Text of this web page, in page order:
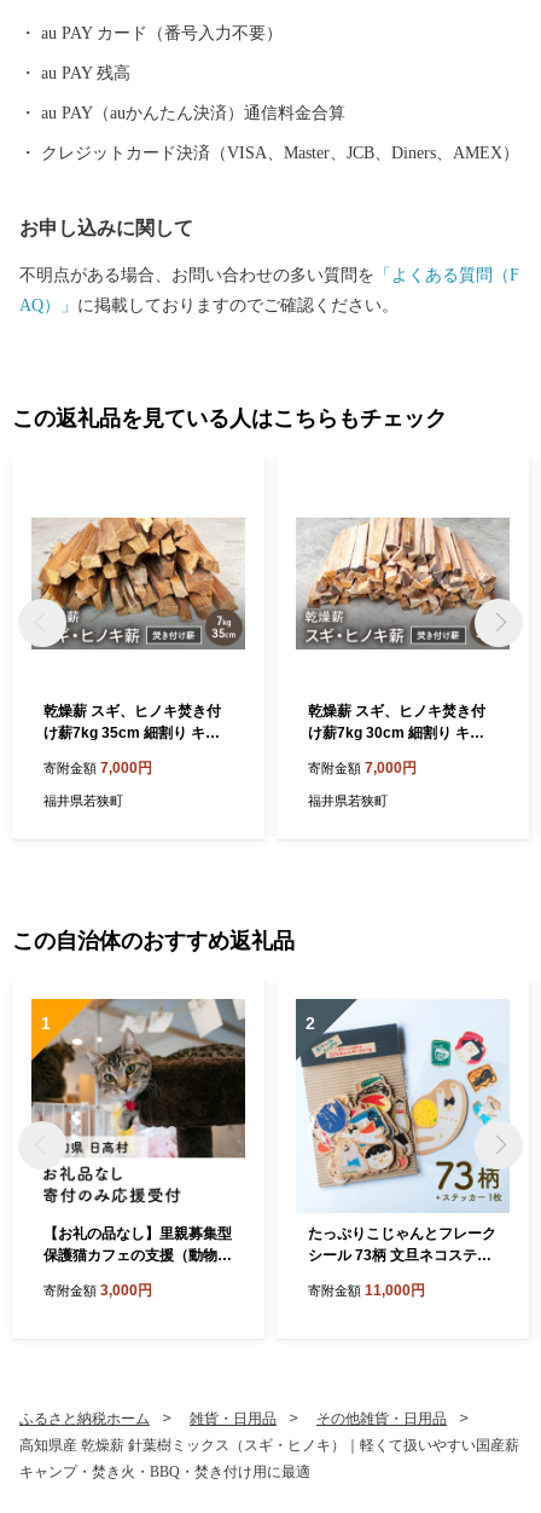
豊かな自然と活気ある村の雰囲気を体験しに、日高村へお越しく
ださい。
au PAY カード（番号入力不要）
au PAY 残高
au PAY（auかんたん決済）通信料金合算
クレジットカード決済（VISA、Master、JCB、Diners、AMEX）
お申し込みに関して
不明点がある場合、お問い合わせの多い質問を 「よくある質問（F
AQ）」 に掲載しておりますのでご確認ください。
この返礼品を見ている人はこちらもチェック
乾燥薪 スギ、ヒノキ焚き付
け薪7kg 35cm 細割り キャ
の火付け用 薪 アウトドア 福
井県 若狭町
寄附金額 7,000円
福井県若狭町
乾燥薪 スギ、ヒノキ焚き付
け薪7kg 30cm 細割り キャ
の火付け用 薪 アウトドア 福
井県 若狭町
寄附金額 7,000円
福井県若狭町
この自治体のおすすめ返礼品
1
【お礼の品なし】里親募集型
保護猫カフェの支援（動物愛
寄附金額 3,000円
2
たっぷりこじゃんとフレーク
シール 73柄 文旦ネコステッ
カハシカヨコ
寄附金額 11,000円
ふるさと納税ホーム 雑貨・日用品
その他雑貨・日用品
高知県産 乾燥薪 針葉樹ミックス（スギ・ヒノキ）｜軽くて扱いやすい国産薪
キャンプ・焚き火・BBQ・焚き付け用に最適